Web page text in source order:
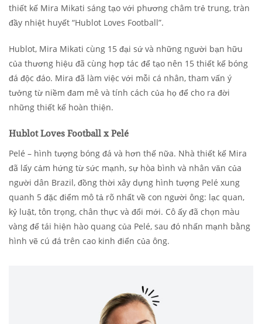
thiết kế Mira Mikati sáng tạo với phương châm trẻ trung, tràn
đầy nhiệt huyết “Hublot Loves Football”.
Hublot, Mira Mikati cùng 15 đại sứ và những người bạn hữu
của thương hiệu đã cùng hợp tác để tạo nên 15 thiết kế bóng
đá độc đáo. Mira đã làm việc với mỗi cá nhân, tham vấn ý
tưởng từ niềm đam mê và tính cách của họ để cho ra đời
những thiết kế hoàn thiện.
Hublot Loves Football x Pelé
Pelé – hình tượng bóng đá và hơn thế nữa. Nhà thiết kế Mira
đã lấy cảm hứng từ sức mạnh, sự hòa bình và nhân văn của
người dân Brazil, đồng thời xây dựng hình tượng Pelé xung
quanh 5 đặc điểm mô tả rõ nhất về con người ông: lạc quan,
kỷ luật, tôn trọng, chân thực và đổi mới. Cô ấy đã chọn màu
vàng để tái hiện hào quang của Pelé, sau đó nhấn mạnh bằng
hình vẽ cú đá trên cao kinh điển của ông.